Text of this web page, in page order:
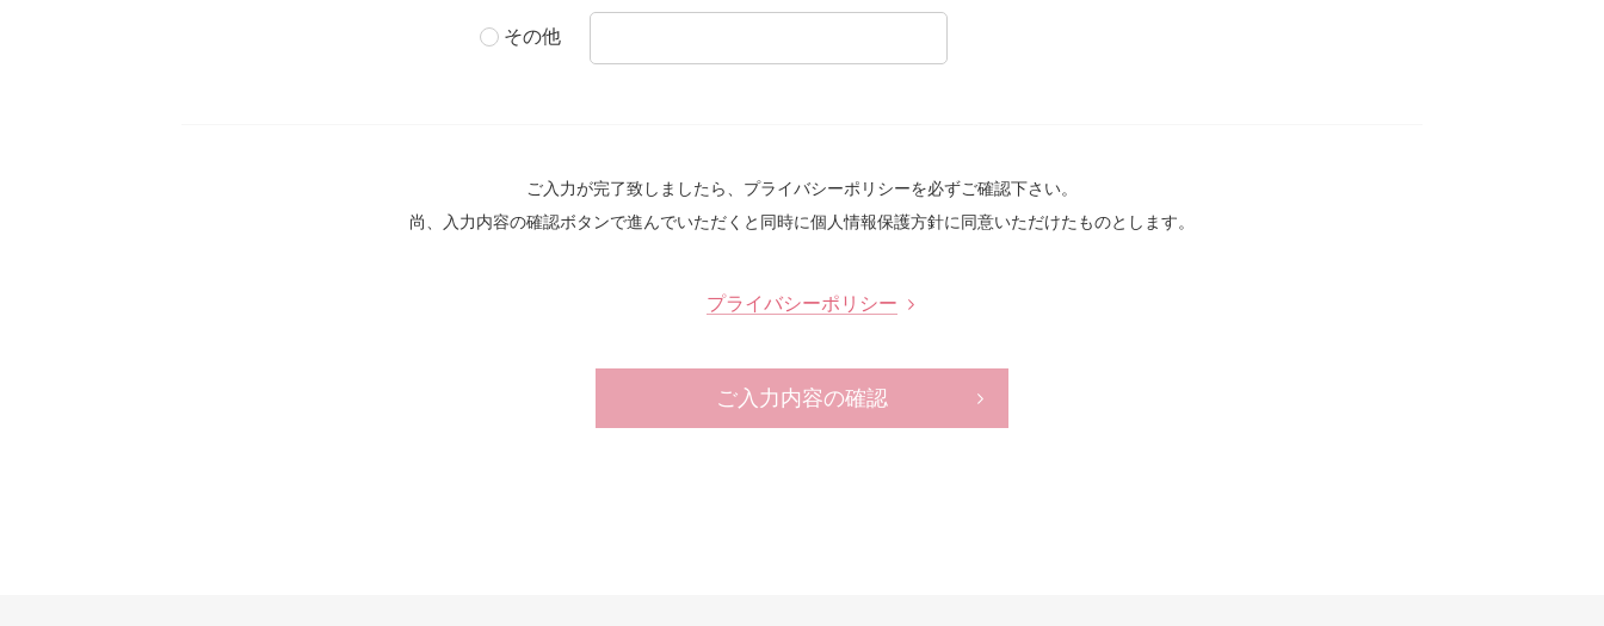
その他
ご入力が完了致しましたら、プライバシーポリシーを必ずご確認下さい。
尚、入力内容の確認ボタンで進んでいただくと同時に個人情報保護方針に同意いただけたものとします。
プライバシーポリシー
ご入力内容の確認